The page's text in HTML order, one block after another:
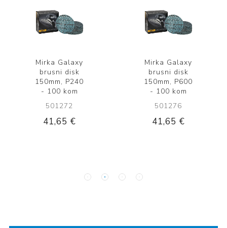
Mirka Galaxy
brusni disk
150mm, P240
- 100 kom
501272
41,65 €
Mirka Galaxy
brusni disk
150mm, P600
- 100 kom
501276
41,65 €